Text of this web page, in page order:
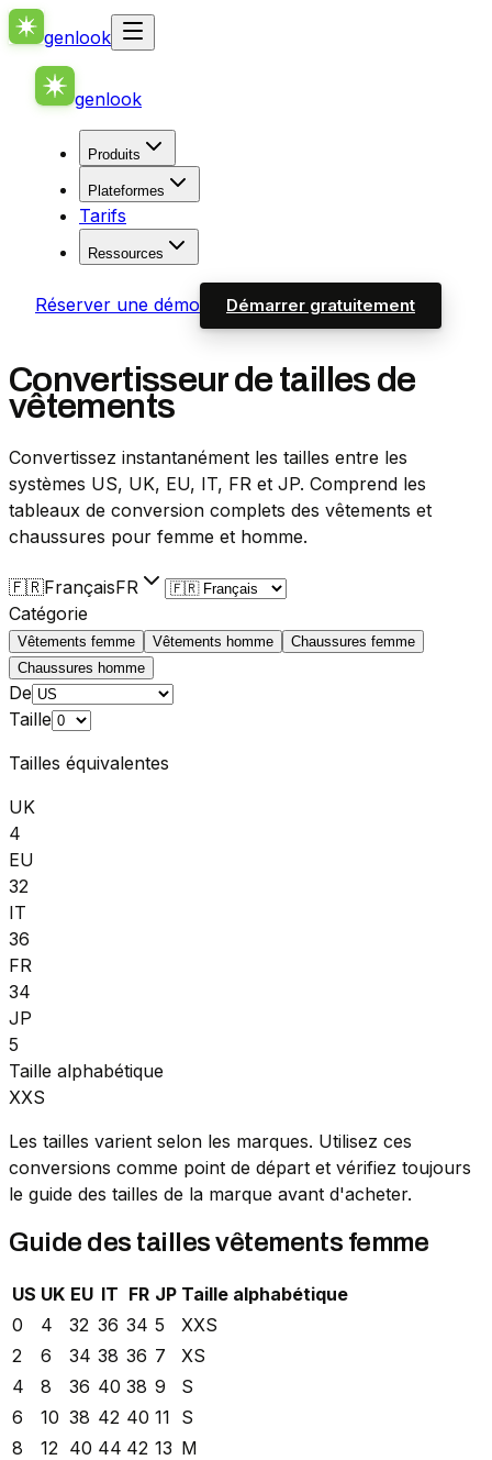
genlook
genlook
Produits
Plateformes
Tarifs
Ressources
Réserver une démo Démarrer gratuitement
Convertisseur de tailles de
vêtements
Convertissez instantanément les tailles entre les
systèmes US, UK, EU, IT, FR et JP. Comprend les
tableaux de conversion complets des vêtements et
chaussures pour femme et homme.
🇫🇷FrançaisFR
Catégorie
Vêtements femme Vêtements homme
Chaussures femme
Chaussures homme
De
Taille
Tailles équivalentes
UK
4
EU
32
IT
36
FR
34
JP
5
Taille alphabétique
XXS
Les tailles varient selon les marques. Utilisez ces
conversions comme point de départ et vérifiez toujours
le guide des tailles de la marque avant d'acheter.
Guide des tailles vêtements femme
US UK EU IT FR JP Taille alphabétique
0
4 32 36 34 5
XXS
2
6 34 38 36 7
XS
4
8 36 40 38 9
S
6
10 38 42 40 11 S
8
12 40 44 42 13 M